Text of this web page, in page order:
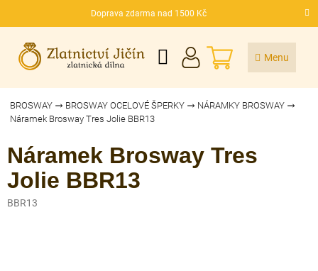
Doprava zdarma nad 1500 Kč
CZK
NÁKUPNÍ
KOŠÍK
BROSWAY BROSWAY OCELOVÉ ŠPERKY
NÁRAMKY BROSWAY
Náramek Brosway Tres Jolie BBR13
Náramek Brosway Tres
Jolie BBR13
BBR13